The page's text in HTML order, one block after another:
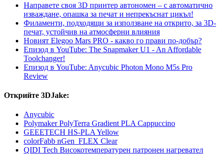
Направете своя 3D принтер автономен – с автоматично
изваждане, опашка за печат и непрекъснат цикъл!
Филаменти, подходящи за използване на открито, за 3D-
печат, устойчив на атмосферни влияния
Новият Elegoo Mars PRO - какво го прави по-добър?
Епизод в YouTube: The Snapmaker U1 - An Affordable
Toolchanger!
Епизод в YouTube: Anycubic Photon Mono M5s Pro
Review
Открийте 3DJake:
Anycubic
Polymaker PolyTerra Gradient PLA Cappuccino
GEEETECH HS-PLA Yellow
colorFabb nGen_FLEX Clear
QIDI Tech Високотемпературен патронен нагревател